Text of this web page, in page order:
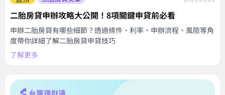
二胎房貸申辦攻略大公開！8項關鍵申貸前必看
申辦二胎房貸有哪些細節？透過條件、利率、申辦流程、風險等角
度帶你詳細了解二胎房貸申貸技巧
了解更多